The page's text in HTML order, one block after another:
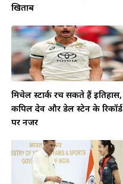
खिताब
मिचेल स्टार्क रच सकते हैं इतिहास,
कपिल देव और डेल स्टेन के रिकॉर्ड
पर नजर